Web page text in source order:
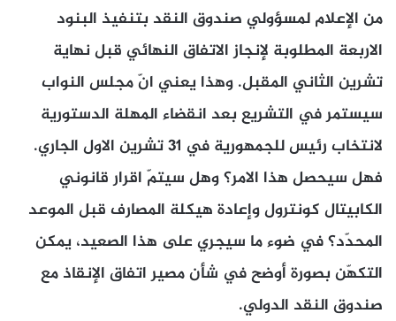
من الإعلام لمسؤولي صندوق النقد بتنفيذ البنود
الاربعة المطلوبة لإنجاز الاتفاق النهائي قبل نهاية
تشرين الثاني المقبل. وهذا يعني انّ مجلس النواب
سيستمر في التشريع بعد انقضاء المهلة الدستورية
لانتخاب رئيس للجمهورية في 31 تشرين الاول الجاري.
فهل سيحصل هذا الامر؟ وهل سيتمّ اقرار قانوني
الكابيتال كونترول وإعادة هيكلة المصارف قبل الموعد
المحدّد؟ في ضوء ما سيجري على هذا الصعيد، يمكن
التكهّن بصورة أوضح في شأن مصير اتفاق الإنقاذ مع
صندوق النقد الدولي.